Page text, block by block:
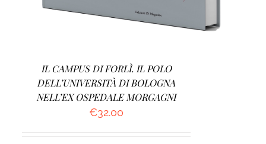
IL CAMPUS DI FORLÌ. IL POLO
DELL’UNIVERSITÀ DI BOLOGNA
NELL’EX OSPEDALE MORGAGNI
€32.00